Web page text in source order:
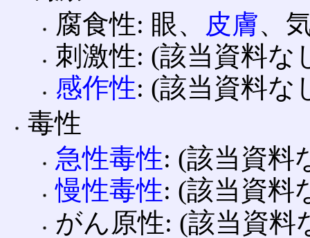
腐食性: 眼、
皮膚、
刺激性: (該当資料な
感作性: (該当資料な
毒性
急性毒性: (該当資料
慢性毒性: (該当資料
がん原性: (該当資料